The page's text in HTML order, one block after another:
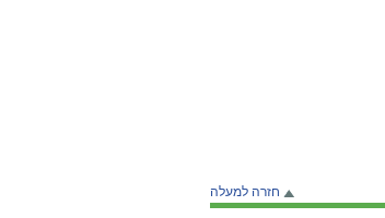
חזרה למעלה